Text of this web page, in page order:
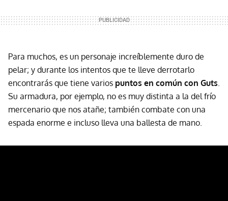
Para muchos, es un personaje increíblemente duro de
pelar; y durante los intentos que te lleve derrotarlo
encontrarás que tiene varios puntos en común con Guts.
Su armadura, por ejemplo, no es muy distinta a la del frío
mercenario que nos atañe; también combate con una
espada enorme e incluso lleva una ballesta de mano.